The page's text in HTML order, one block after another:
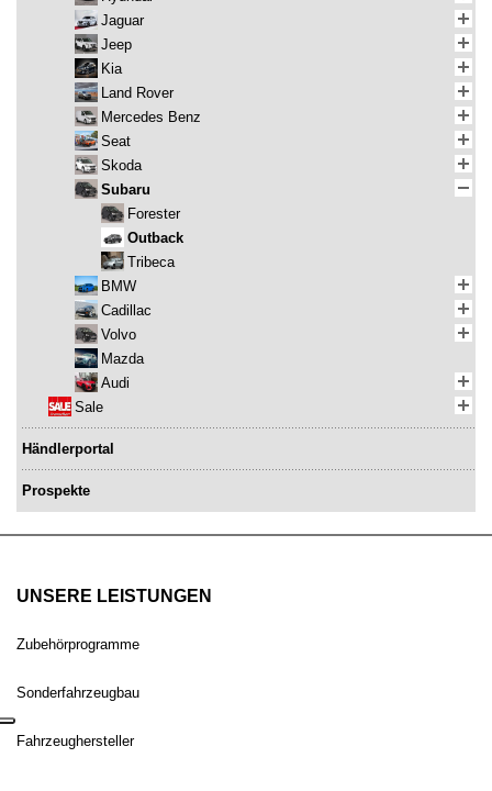
Jaguar
Jeep
Kia
Land Rover
Mercedes Benz
Seat
Skoda
Subaru
Forester
Outback
Tribeca
BMW
Cadillac
Volvo
Mazda
Audi
Sale
Händlerportal
Prospekte
UNSERE LEISTUNGEN
Zubehörprogramme
Sonderfahrzeugbau
Fahrzeughersteller